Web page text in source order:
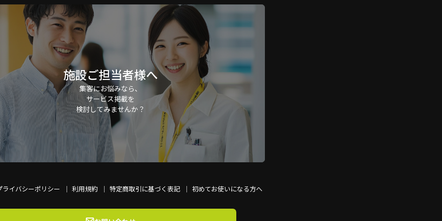
施設ご担当者様へ
集客にお悩みなら、
サービス掲載を
検討してみませんか？
ライバシーポリシー 利用規約 特定商取引に基づく表記 初めてお使いになる方へ